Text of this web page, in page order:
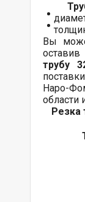
Вы
трубу
поставки
Наро-
области
Резка